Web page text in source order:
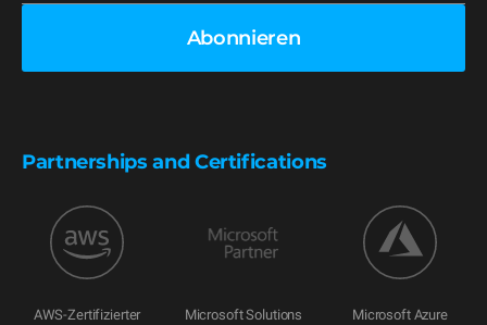
Partnerships and Certifications
AWS-Zertifizierter
Microsoft Solutions
Microsoft Azure